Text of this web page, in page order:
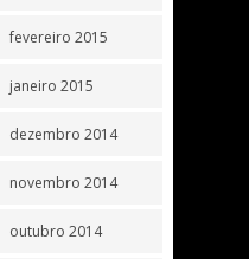
fevereiro 2015
janeiro 2015
dezembro 2014
novembro 2014
outubro 2014